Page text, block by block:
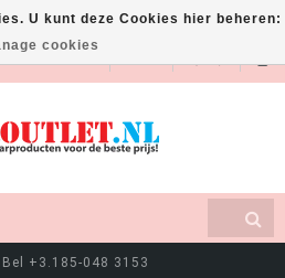
EUR
Bel +3.185-048 3153
U kunt deze Cookies hier beheren:
cookies